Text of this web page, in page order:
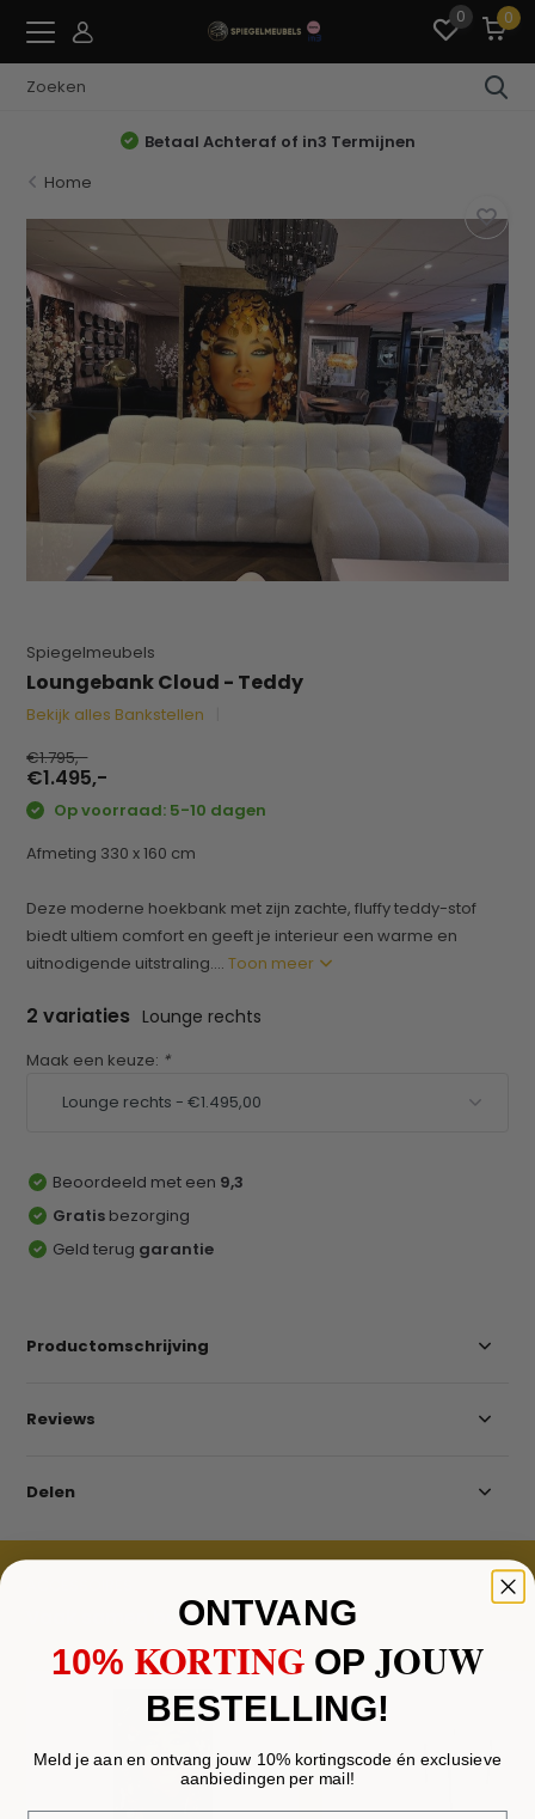
0 0
Betaal Achteraf of in3 Termijnen
Home
Spiegelmeubels
Loungebank Cloud - Teddy
Bekijk alles Bankstellen
€1.795,-
€1.495,-
Op voorraad: 5-10 dagen
Afmeting 330 x 160 cm
Deze moderne hoekbank met zijn zachte, fluffy teddy-stof
biedt ultiem comfort en geeft je interieur een warme en
uitnodigende uitstraling....Toon meer
2 variaties Lounge rechts
Maak een keuze: *
Beoordeeld met een 9,3
Gratis bezorging
Geld terug garantie
Productomschrijving
Reviews
Delen
Vaak samen besteldONTVANG
10% KORTING OPJOUW
BESTELLING!
Meld je aan en ontvang jouw 10% kortingscode én exclusieve
aanbiedingen per mail!